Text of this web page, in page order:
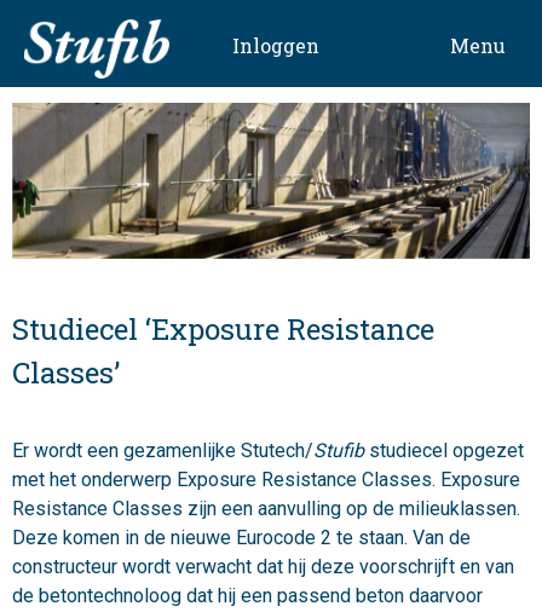
content
Inloggen Menu
Studiecel ‘Exposure Resistance
Classes’
Er wordt een gezamenlijke Stutech/Stufibstudiecel opgezet
met het onderwerp Exposure Resistance Classes. Exposure
Resistance Classes zijn een aanvulling op de milieuklassen.
Deze komen in de nieuwe Eurocode 2 te staan. Van de
constructeur wordt verwacht dat hij deze voorschrijft en van
de betontechnoloog dat hij een passend beton daarvoor